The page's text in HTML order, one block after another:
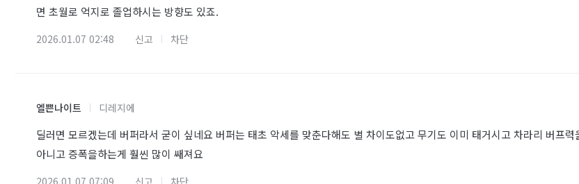
면 초월로 억지로 졸업하시는 방향도 있죠.
2026.01.07 02:48 신고 차단
엘쁜나이트 디레지에
딜러면 모르겠는데 버퍼라서 굳이 싶네요 버퍼는 태초 악세를 맞춘다해도 별 차이도없고 무기도 이미 태거시고 차라리 버프
아니고 증폭을하는게 훨씬 많이 쌔져요
2026.01.07 07:09 신고 차단